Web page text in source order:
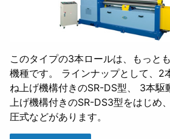
このタイプの3本ロールは、もっと
機種です。 ラインナップとして、2
ね上げ機構付きのSR-DS型、 3本駆
上げ機構付きのSR-DS3型をはじめ
圧式などがあります。